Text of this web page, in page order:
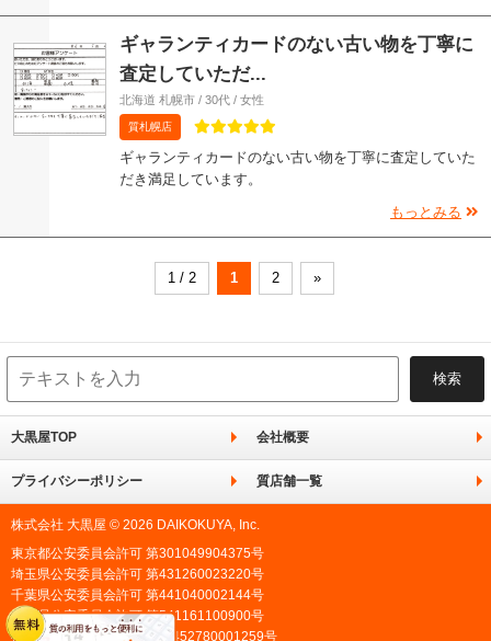
ギャランティカードのない古い物を丁寧に
査定していただ...
北海道 札幌市 / 30代 / 女性
質札幌店
ギャランティカードのない古い物を丁寧に査定していた
だき満足しています。
もっとみる
1 / 2 1 2 »
大黒屋TOP 会社概要
プライバシーポリシー 質店舗一覧
株式会社 大黒屋 © 2026 DAIKOKUYA, Inc.
東京都公安委員会許可 第301049904375号
埼玉県公安委員会許可 第431260023220号
千葉県公安委員会許可 第441040002144号
愛知県公安委員会許可 第541161100900号
神奈川県公安委員会許可 第452780001259号